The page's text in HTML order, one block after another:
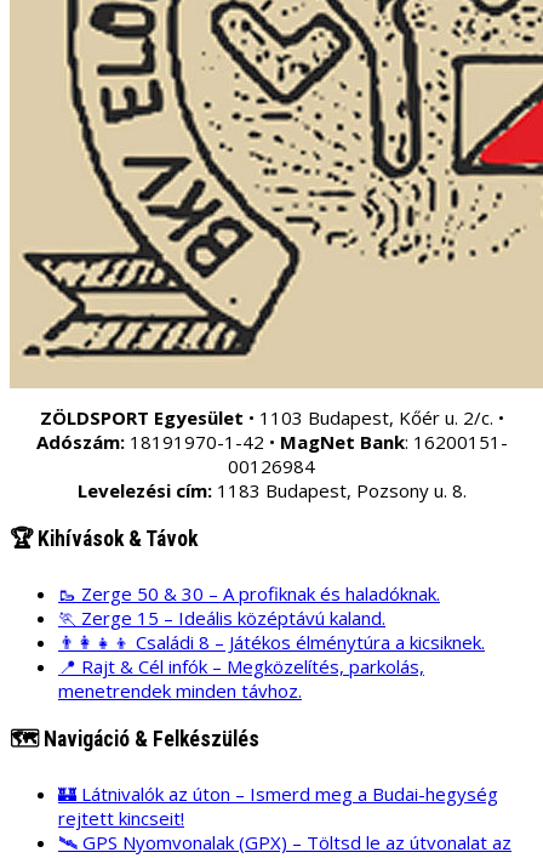
ZÖLDSPORT Egyesület • 1103 Budapest, Kőér u. 2/c. •
Adószám:18191970-1-42 • MagNet Bank: 16200151-
00126984
Levelezési cím:1183 Budapest, Pozsony u. 8.
🏆 Kihívások & Távok
🥾 Zerge 50 & 30 – A profiknak és haladóknak.
🏃 Zerge 15 – Ideális középtávú kaland.
👨‍👩‍👧‍👦 Családi 8 – Játékos élménytúra a kicsiknek.
📍 Rajt & Cél infók – Megközelítés, parkolás,
menetrendek minden távhoz.
🗺️ Navigáció & Felkészülés
🏰 Látnivalók az úton – Ismerd meg a Budai-hegység
rejtett kincseit!
🛰️ GPS Nyomvonalak (GPX) – Töltsd le az útvonalat az